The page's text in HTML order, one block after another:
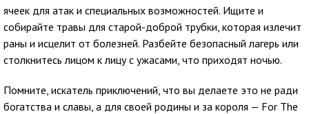
ячеек для атак и специальных возможностей. Ищите и
собирайте травы для старой-доброй трубки, которая излечит
раны и исцелит от болезней. Разбейте безопасный лагерь или
столкнитесь лицом к лицу с ужасами, что приходят ночью.
Помните, искатель приключений, что вы делаете это не ради
богатства и славы, а для своей родины и за короля — For The